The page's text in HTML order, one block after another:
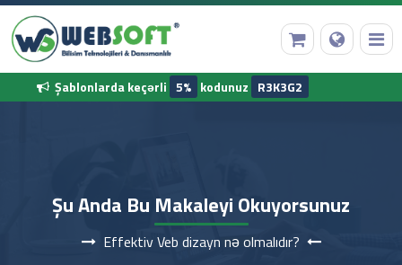
Şablonlarda keçərli 5% kodunuz R3K3G2
Şu Anda Bu Makaleyi Okuyorsunuz
Effektiv Veb dizayn nə olmalıdır?
Domen Qeydiyyatı
Web Hosting